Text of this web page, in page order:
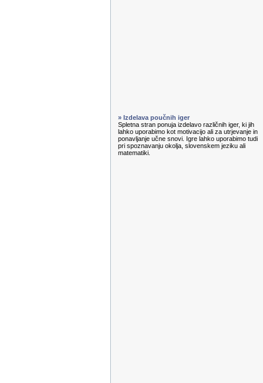
» Izdelava poučnih iger
Spletna stran ponuja izdelavo različnih iger, ki jih
lahko uporabimo kot motivacijo ali za utrjevanje in
ponavljanje učne snovi. Igre lahko uporabimo tudi
pri spoznavanju okolja, slovenskem jeziku ali
matematiki.